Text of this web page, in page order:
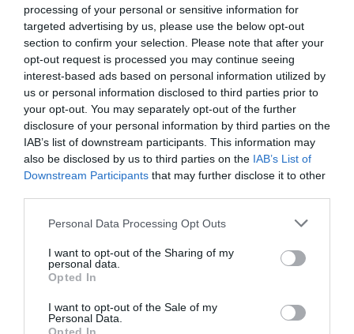
processing of your personal or sensitive information for
targeted advertising by us, please use the below opt-out
section to confirm your selection. Please note that after your
opt-out request is processed you may continue seeing
interest-based ads based on personal information utilized by
us or personal information disclosed to third parties prior to
your opt-out. You may separately opt-out of the further
disclosure of your personal information by third parties on the
IAB’s list of downstream participants. This information may
also be disclosed by us to third parties on the IAB’s List of
Downstream Participants that may further disclose it to other
Please note that this website/app uses one or more Google
not limited to your visit or usage behaviour. You may click to
grant or deny consent to Google and its third-party tags to
use your data for below specified purposes in below Google
consent section.
Personal Data Processing Opt Outs
I want to opt-out of the Sharing of my
personal data.
Opted In
I want to opt-out of the Sale of my
Personal Data.
NYUGDÍJ
özönlenek a tagok a pénztárakba